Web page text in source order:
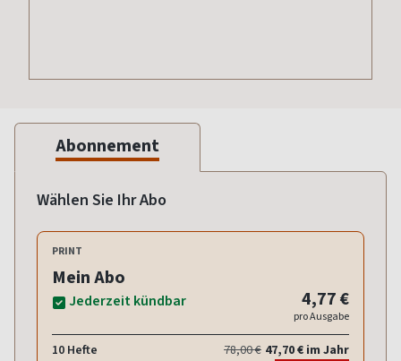
Abonnement
Wählen Sie Ihr Abo
PRINT
Mein Abo
Jederzeit kündbar 4,77 €
pro Ausgabe
10 Hefte 78,00 € 47,70 € im Jahr